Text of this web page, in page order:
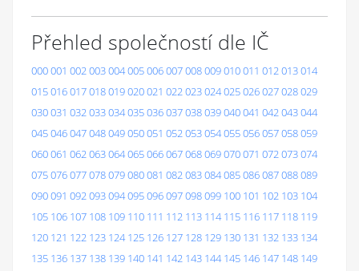
Přehled společností dle IČ
000001 002003004005006007008009010011 012013014
015016017018019020021 022023024025026027028029
030031 032033034035036037038039040041 042043044
045046047048049050051 052053054055056057058059
060061 062063064065066067068069070071 072073074
075076077078079080081 082083084085086087088089
090091 092093094095096097098099 100 101 102 103 104
105 106 107 108 109 110 111 112 113 114 115 116 117 118 119
120 121 122 123 124 125 126 127 128 129 130 131 132 133 134
135 136 137 138 139 140 141 142 143 144 145 146 147 148 149